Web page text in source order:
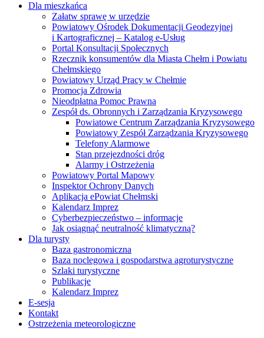
Dla mieszkańca
Załatw sprawę w urzędzie
Powiatowy Ośrodek Dokumentacji Geodezyjnej
i Kartograficznej – Katalog e-Usług
Portal Konsultacji Społecznych
Rzecznik konsumentów dla Miasta Chełm i Powiatu
Chełmskiego
Powiatowy Urząd Pracy w Chełmie
Promocja Zdrowia
Nieodpłatna Pomoc Prawna
Zespół ds. Obronnych i Zarządzania Kryzysowego
Powiatowe Centrum Zarządzania Kryzysowego
Powiatowy Zespół Zarządzania Kryzysowego
Telefony Alarmowe
Stan przejezdności dróg
Alarmy i Ostrzeżenia
Powiatowy Portal Mapowy
Inspektor Ochrony Danych
Aplikacja ePowiat Chełmski
Kalendarz Imprez
Cyberbezpieczeństwo – informacje
Jak osiągnąć neutralność klimatyczną?
Dla turysty
Baza gastronomiczna
Baza noclegowa i gospodarstwa agroturystyczne
Szlaki turystyczne
Publikacje
Kalendarz Imprez
E-sesja
Kontakt
Ostrzeżenia meteorologiczne